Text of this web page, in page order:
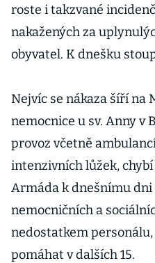
roste i takzvané
nakažených za
obyvatel. K dnešku
Nejvíc se nákaza šíří na
nemocnice u sv. Anny v
provoz včetně
intenzivních lůžek,
Armáda k dnešnímu dni
nemocničních a
nedostatkem
pomáhat v dalších 15.